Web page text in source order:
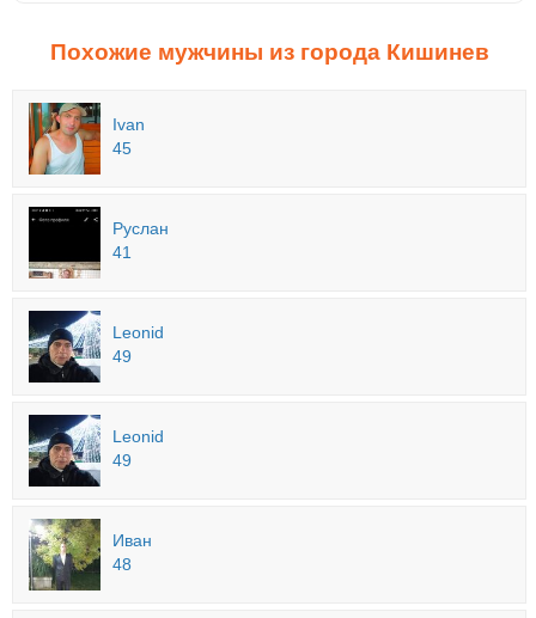
Похожие мужчины из города Кишинев
Ivan
45
Руслан
41
Leonid
49
Leonid
49
Иван
48